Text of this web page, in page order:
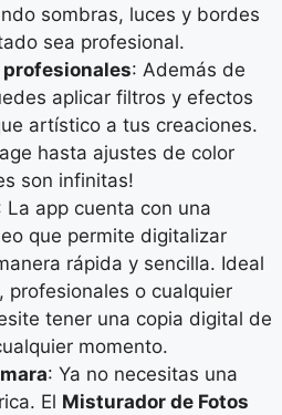
sombras, luces y bordes
sea profesional.
: Además de
aplicar filtros y efectos
artístico a tus creaciones.
hasta ajustes de color
son infinitas!
La app cuenta con una
que permite digitalizar
rápida y sencilla. Ideal
profesionales o cualquier
tener una copia digital de
momento.
: Ya no necesitas una
El Misturador de Fotos